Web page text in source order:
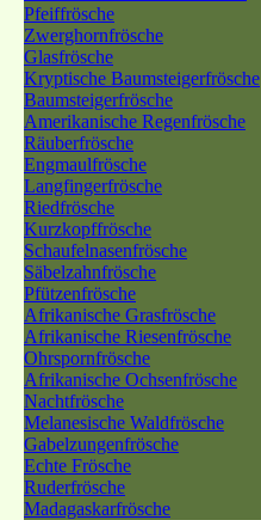
Pfeiffrösche
Zwerghornfrösche
Glasfrösche
Kryptische Baumsteigerfrösche
Baumsteigerfrösche
Amerikanische Regenfrösche
Räuberfrösche
Engmaulfrösche
Langfingerfrösche
Riedfrösche
Kurzkopffrösche
Schaufelnasenfrösche
Säbelzahnfrösche
Pfützenfrösche
Afrikanische Grasfrösche
Afrikanische Riesenfrösche
Ohrspornfrösche
Afrikanische Ochsenfrösche
Nachtfrösche
Melanesische Waldfrösche
Gabelzungenfrösche
Echte Frösche
Ruderfrösche
Madagaskarfrösche